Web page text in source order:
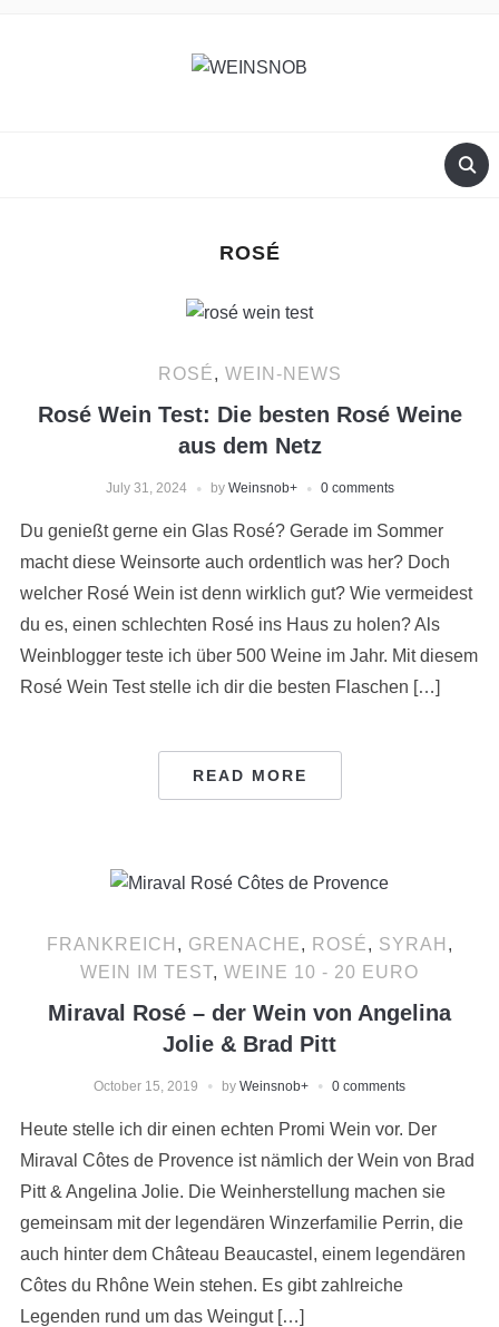
ROSÉ
ROSÉ, WEIN-NEWS
Rosé Wein Test: Die besten Rosé Weine
aus dem Netz
July 31, 2024 by Weinsnob+ 0 comments
Du genießt gerne ein Glas Rosé? Gerade im Sommer
macht diese Weinsorte auch ordentlich was her? Doch
welcher Rosé Wein ist denn wirklich gut? Wie vermeidest
du es, einen schlechten Rosé ins Haus zu holen? Als
Weinblogger teste ich über 500 Weine im Jahr. Mit diesem
Rosé Wein Test stelle ich dir die besten Flaschen […]
READ MORE
FRANKREICH , GRENACHE, ROSÉ, SYRAH ,
WEIN IM TEST, WEINE 10 - 20 EURO
Miraval Rosé – der Wein von Angelina
Jolie & Brad Pitt
October 15, 2019 by Weinsnob+ 0 comments
Heute stelle ich dir einen echten Promi Wein vor. Der
Miraval Côtes de Provence ist nämlich der Wein von Brad
Pitt & Angelina Jolie. Die Weinherstellung machen sie
gemeinsam mit der legendären Winzerfamilie Perrin, die
auch hinter dem Château Beaucastel, einem legendären
Côtes du Rhône Wein stehen. Es gibt zahlreiche
Legenden rund um das Weingut […]